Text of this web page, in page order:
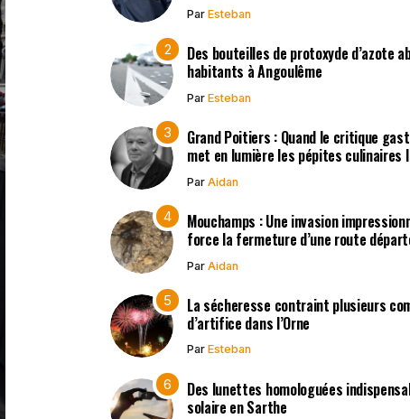
Par Esteban
Des bouteilles de protoxyde d’azote
habitants à Angoulême
Par Esteban
Grand Poitiers : Quand le critique
met en lumière les pépites culinaires
Par Aidan
Mouchamps : Une invasion
force la fermeture d’une route
Par Aidan
La sécheresse contraint plusieurs
d’artifice dans l’Orne
Par Esteban
Des lunettes homologuées
solaire en Sarthe